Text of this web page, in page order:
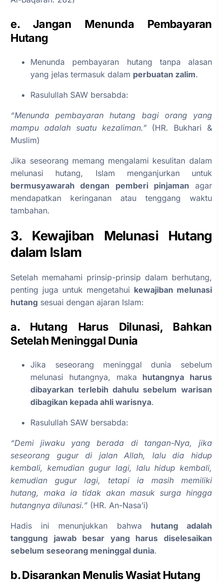
e. Jangan Menunda Pembayaran
Hutang
Menunda pembayaran hutang tanpa alasan
yang jelas termasuk dalam perbuatan zalim.
Rasulullah SAW bersabda:
“Menunda pembayaran hutang bagi orang yang
mampu adalah suatu kezaliman.”(HR. Bukhari &
Muslim)
Jika seseorang memang mengalami kesulitan dalam
melunasi hutang, Islam menganjurkan untuk
bermusyawarah dengan pemberi pinjaman agar
mendapatkan keringanan atau tenggang waktu
tambahan.
3. Kewajiban Melunasi Hutang
dalam Islam
Setelah memahami prinsip-prinsip dalam berhutang,
penting juga untuk mengetahui kewajiban melunasi
hutang sesuai dengan ajaran Islam:
a. Hutang Harus Dilunasi, Bahkan
Setelah Meninggal Dunia
Jika seseorang meninggal dunia sebelum
melunasi hutangnya, maka hutangnya harus
dibayarkan terlebih dahulu sebelum warisan
dibagikan kepada ahli warisnya.
Rasulullah SAW bersabda:
“Demi jiwaku yang berada di tangan-Nya, jika
seseorang gugur di jalan Allah, lalu dia hidup
kembali, kemudian gugur lagi, lalu hidup kembali,
kemudian gugur lagi, tetapi ia masih memiliki
hutang, maka ia tidak akan masuk surga hingga
hutangnya dilunasi.” (HR. An-Nasa’i)
Hadis ini menunjukkan bahwa hutang adalah
tanggung jawab besar yang harus diselesaikan
sebelum seseorang meninggal dunia.
b. Disarankan Menulis Wasiat Hutang